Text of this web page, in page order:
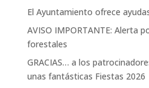
El Ayuntamiento ofrece
AVISO IMPORTANTE: Alerta
forestales
GRACIAS… a los
unas fantásticas Fiestas 2026